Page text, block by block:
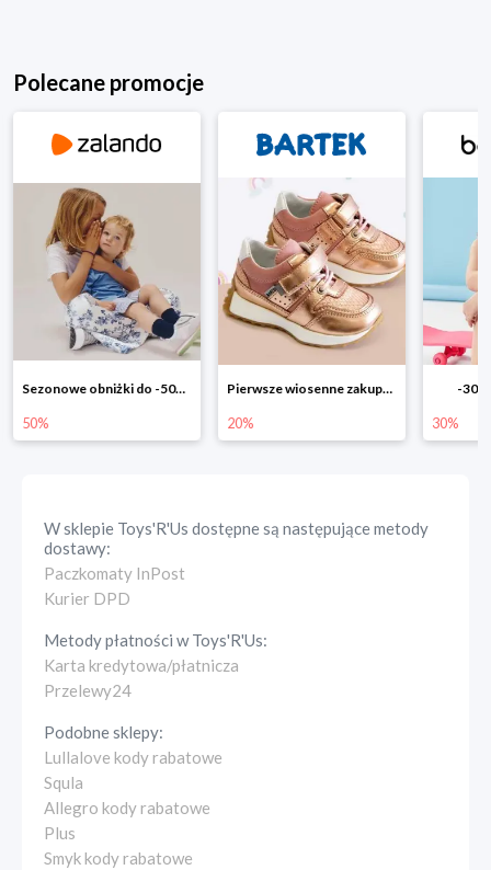
Polecane promocje
Pierwsze wiosenne zakupy -20%
20%
-30% na wszystko!!
30%
-40%
40%
W sklepie Toys'R'Us dostępne są następujące metody
dostawy:
Paczkomaty InPost
Kurier DPD
Metody płatności wToys'R'Us:
Karta kredytowa/płatnicza
Przelewy24
Podobne sklepy:
Lullalove kody rabatowe
Squla
Allegro kody rabatowe
Plus
Smyk kody rabatowe